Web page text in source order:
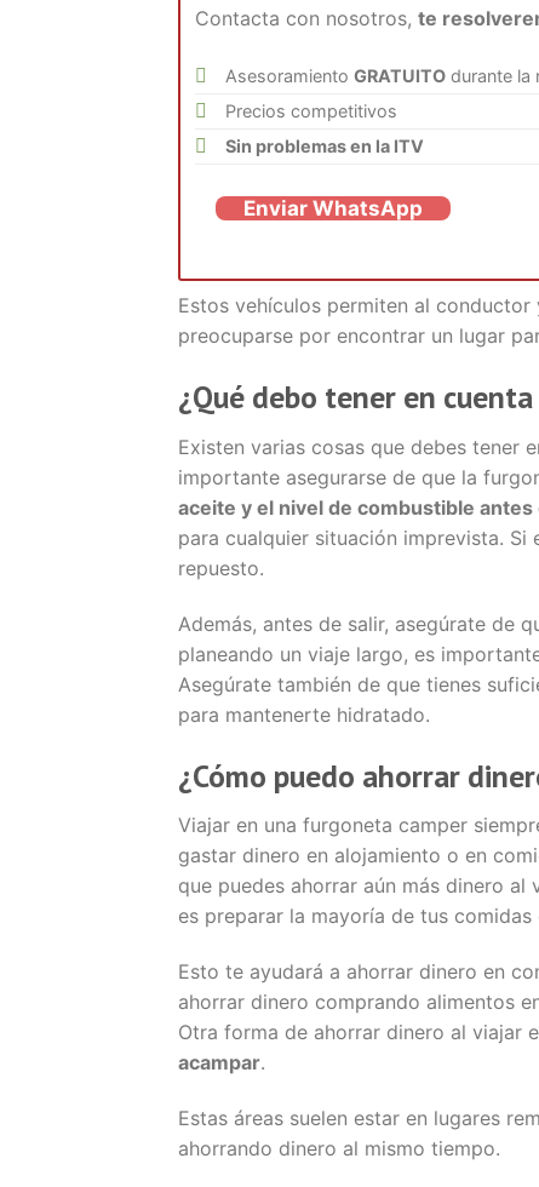
Contacta con nosotros, te
Asesoramiento GRATUITOdurante la
Precios competitivos
Sin problemas en la ITV
Enviar WhatsApp
Estos vehículos permiten al
preocuparse por encontrar un lugar
¿Qué debo tener en
Existen varias cosas que debes tener
importante asegurarse de que la
aceite y el nivel de combustible antes
para cualquier situación imprevista.
repuesto.
Además, antes de salir, asegúrate de
planeando un viaje largo, es
Asegúrate también de que tienes
para mantenerte hidratado.
¿Cómo puedo ahorrar
Viajar en una furgoneta camper
gastar dinero en alojamiento o en
que puedes ahorrar aún más dinero
es preparar la mayoría de tus comidas
Esto te ayudará a ahorrar dinero en
ahorrar dinero comprando alimentos
Otra forma de ahorrar dinero al viajar
acampar.
Estas áreas suelen estar en lugares
ahorrando dinero al mismo tiempo.